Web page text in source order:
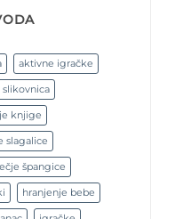
aktivne igračke
slikovnica
knjige
slagalice
špangice
hranjenje bebe